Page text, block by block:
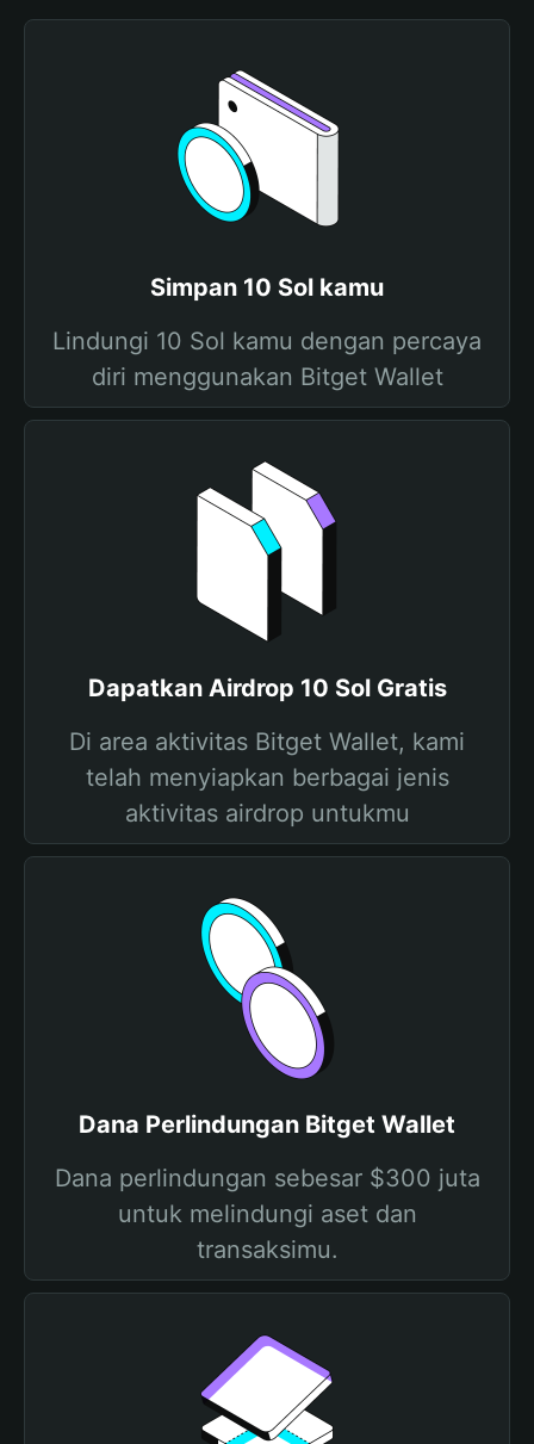
Simpan 10 Sol kamu
Lindungi 10 Sol kamu dengan percaya
diri menggunakan Bitget Wallet
Dapatkan Airdrop 10 Sol Gratis
Di area aktivitas Bitget Wallet, kami
telah menyiapkan berbagai jenis
aktivitas airdrop untukmu
Dana Perlindungan Bitget Wallet
Dana perlindungan sebesar $300 juta
untuk melindungi aset dan
transaksimu.